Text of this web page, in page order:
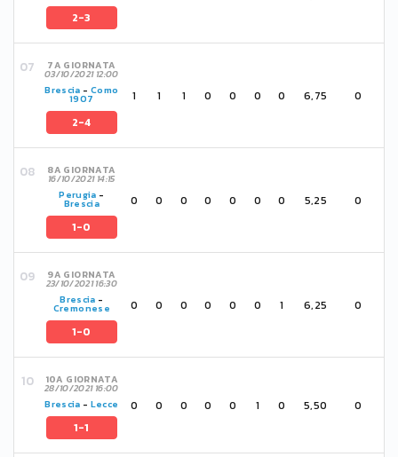
2-3
7A GIORNATA
03/10/2021 12:00
Brescia - Como
1907
2-4
1 1 1 0 0 0 0 6,75 0
8A GIORNATA
16/10/2021 14:15
Perugia -
Brescia
1-0
0 0 0 0 0 0 0 5,25 0
9A GIORNATA
23/10/2021 16:30
Brescia -
Cremonese
1-0
0 0 0 0 0 0 1 6,25 0
10A GIORNATA
28/10/2021 16:00
Brescia - Lecce
1-1
0 0 0 0 0 1 0 5,50 0